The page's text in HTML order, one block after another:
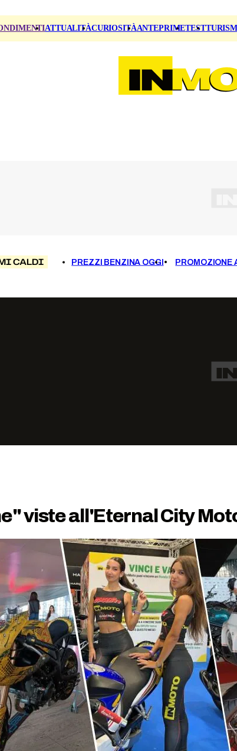
ATTUALITÀCURIOSITÀANTEPRIMETEST
CALDI PREZZI BENZINA OGGI PROMOZIONE
viste all'Eternal City